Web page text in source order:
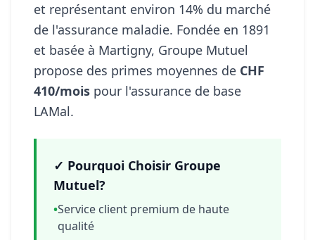
et représentant environ 14% du marché
de l'assurance maladie. Fondée en 1891
et basée à Martigny, Groupe Mutuel
propose des primes moyennes de CHF
410/mois pour l'assurance de base
LAMal.
✓ Pourquoi Choisir Groupe
Mutuel?
•Service client premium de haute
qualité